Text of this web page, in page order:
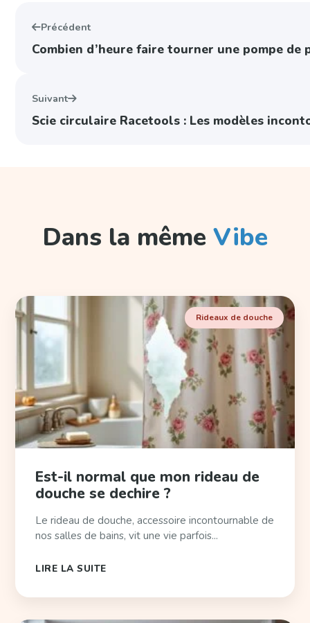
Précédent
Combien d’heure faire tourner une pompe de
Suivant
Scie circulaire Racetools : Les modèles
Dans la même Vibe
Rideaux de douche
Est-il normal que mon rideau de
douche se dechire ?
Le rideau de douche, accessoire incontournable de
nos salles de bains, vit une vie parfois...
LIRE LA SUITE